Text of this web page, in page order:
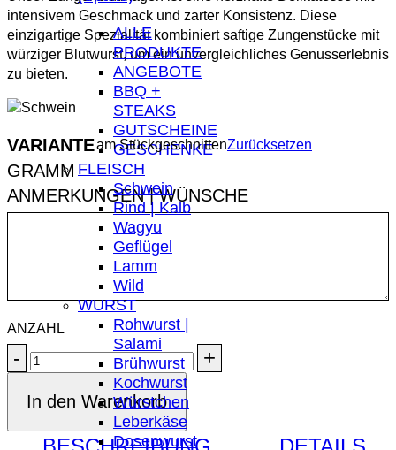
ALLE
PRODUKTE
ANGEBOTE
BBQ +
STEAKS
GUTSCHEINE
GESCHENKE
FLEISCH
Schwein
Rind | Kalb
Wagyu
Geflügel
Lamm
Wild
WURST
Rohwurst |
Salami
Brühwurst
Kochwurst
Würstchen
Leberkäse
Dosenwurst
intensivem Geschmack und zarter Konsistenz. Diese
einzigartige Spezialität kombiniert saftige Zungenstücke mit
würziger Blutwurst, um ein unvergleichliches Genusserlebnis
zu bieten.
VARIANTEam StückgeschnittenZurücksetzen
ANMERKUNGEN | WÜNSCHE
Zungenblutmagen
Menge
In den Warenkorb